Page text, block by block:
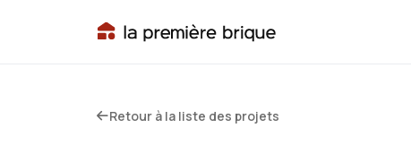
Retour à la liste des projets